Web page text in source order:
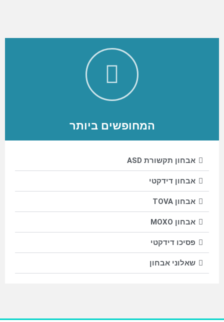
המחופשים ביותר
אבחון תקשורת ASD
אבחון דידקטי
אבחון TOVA
אבחון MOXO​
פסיכו דידקטי
שאלוני אבחון